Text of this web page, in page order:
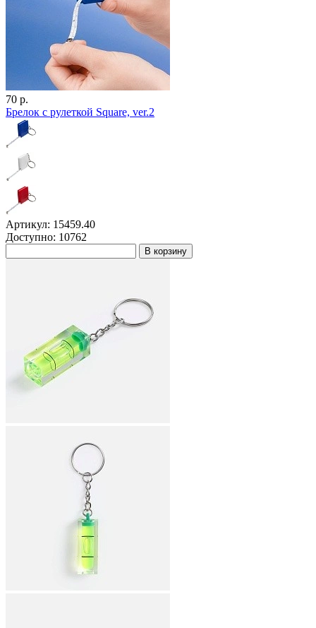
70 р.
Брелок с рулеткой Square, ver.2
Артикул: 15459.40
Доступно: 10762
В корзину